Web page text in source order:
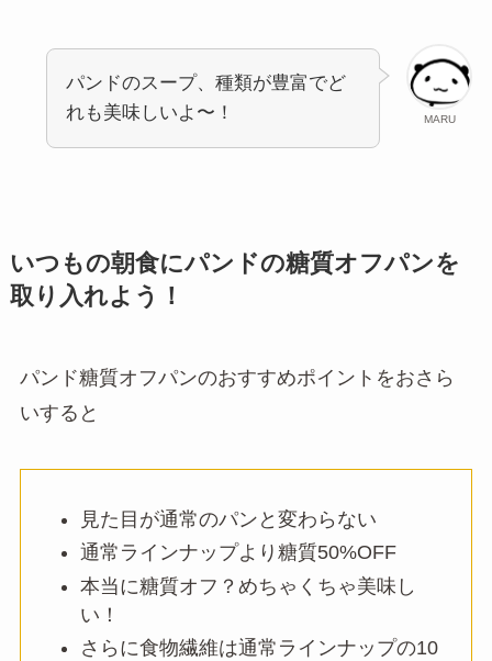
MARU
パンドのスープ、種類が豊富でど
れも美味しいよ〜！
いつもの朝食にパンドの糖質オフパンを
取り入れよう！
パンド糖質オフパンのおすすめポイントをおさら
いすると
見た目が通常のパンと変わらない
通常ラインナップより糖質50%OFF
本当に糖質オフ？めちゃくちゃ美味し
い！
さらに食物繊維は通常ラインナップの10